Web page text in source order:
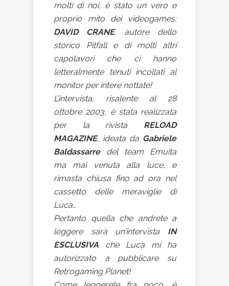
molti di noi, è stato un vero e
proprio mito dei videogames:
DAVID CRANE, autore dello
storico Pitfall e di molti altri
capolavori che ci hanno
letteralmente tenuti incollati al
monitor per intere nottate!
L’intervista, risalente al 28
ottobre 2003, è stata realizzata
per la rivista RELOAD
MAGAZINE, ideata da Gabriele
Baldassarredel team Emuita
ma mai venuta alla luce, e
rimasta chiusa fino ad ora nel
cassetto delle meraviglie di
Luca…
Pertanto quella che andrete a
leggere sarà un’intervista IN
ESCLUSIVA che Luca mi ha
autorizzato a pubblicare su
Retrogaming Planet!